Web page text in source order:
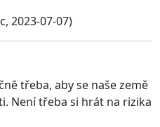
2023-07-07)
třeba, aby se naše země
Není třeba si hrát na rizika